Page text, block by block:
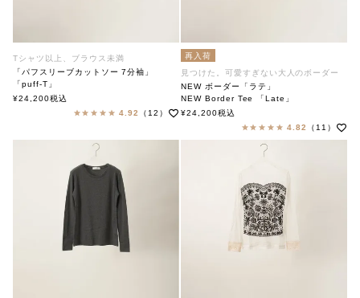
Tシャツ以上、ブラウス未満
「パフスリーブカットソー 7分袖」
「puff-T」
soutiencollar（ステンカラー）
¥24,200税込
4.92
（12）
再入荷
見つけた。可愛すぎない大人のボーダー
NEW ボーダー「ラテ」
NEW Border Tee 「Late」
soutiencollar（ステンカラー）
¥24,200税込
4.82
（11）